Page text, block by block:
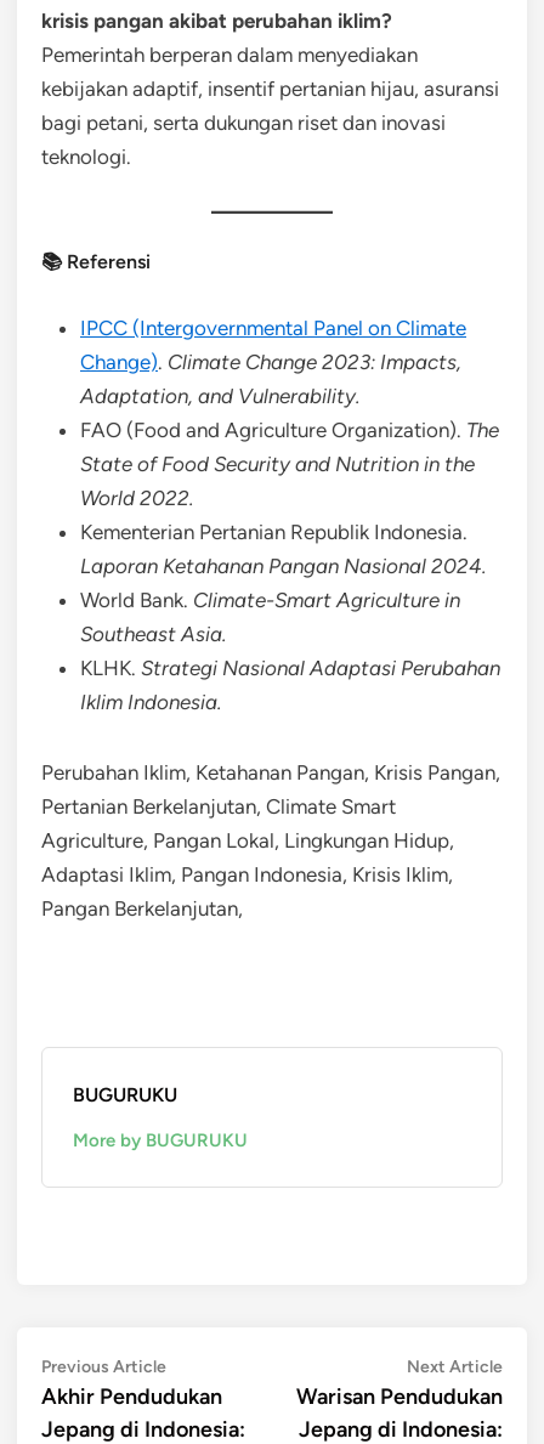
krisis pangan akibat perubahan iklim?
Pemerintah berperan dalam menyediakan
kebijakan adaptif, insentif pertanian hijau, asuransi
bagi petani, serta dukungan riset dan inovasi
teknologi.
📚 Referensi
IPCC (Intergovernmental Panel on Climate
Change). Climate Change 2023: Impacts,
Adaptation, and Vulnerability.
FAO (Food and Agriculture Organization). The
State of Food Security and Nutrition in the
World 2022.
Kementerian Pertanian Republik Indonesia.
Laporan Ketahanan Pangan Nasional 2024.
World Bank. Climate-Smart Agriculture in
Southeast Asia.
KLHK. Strategi Nasional Adaptasi Perubahan
Iklim Indonesia.
Perubahan Iklim, Ketahanan Pangan, Krisis Pangan,
Pertanian Berkelanjutan, Climate Smart
Agriculture, Pangan Lokal, Lingkungan Hidup,
Adaptasi Iklim, Pangan Indonesia, Krisis Iklim,
Pangan Berkelanjutan,
BUGURUKU
More by BUGURUKU
Post
navigation
Previous ArticlePrevious
article:
Akhir Pendudukan
Jepang di Indonesia:
Next ArticleNext
Warisan Pendudukan
Jepang di Indonesia: